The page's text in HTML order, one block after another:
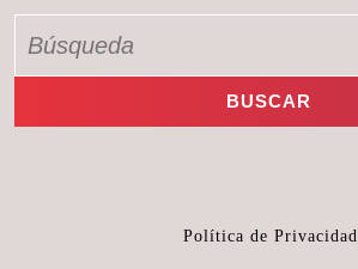
Política de Privacidad